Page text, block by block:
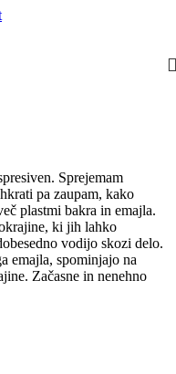
Sprejemam
pa zaupam, kako
plastmi bakra in emajla.
ki jih lahko
vodijo skozi delo.
emajla, spominjajo na
Začasne in nenehno